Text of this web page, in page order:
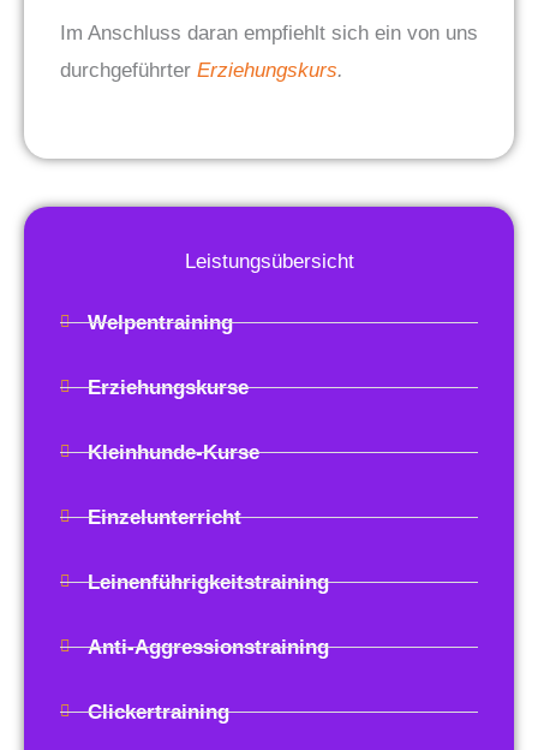
Im Anschluss daran empfiehlt sich ein von uns
durchgeführter Erziehungskurs.
Leistungsübersicht
Welpentraining
Erziehungskurse
Kleinhunde-Kurse
Einzelunterricht
Leinenführigkeitstraining
Anti-Aggressionstraining
Clickertraining